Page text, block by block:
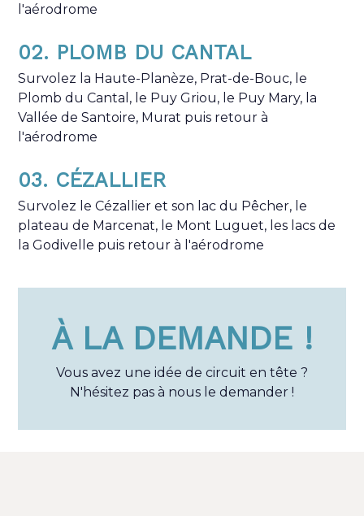
l'aérodrome
02. PLOMB DU CANTAL
Survolez la Haute-Planèze, Prat-de-Bouc, le
Plomb du Cantal, le Puy Griou, le Puy Mary, la
Vallée de Santoire, Murat puis retour à
l'aérodrome
03. CÉZALLIER
Survolez le Cézallier et son lac du Pêcher, le
plateau de Marcenat, le Mont Luguet, les lacs de
la Godivelle puis retour à l'aérodrome
À LA DEMANDE !
Vous avez une idée de circuit en tête ?
N'hésitez pas à nous le demander !